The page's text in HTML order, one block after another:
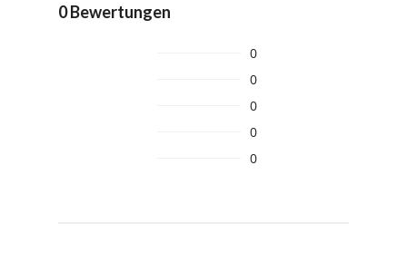
0 Bewertungen
0
0
0
0
0